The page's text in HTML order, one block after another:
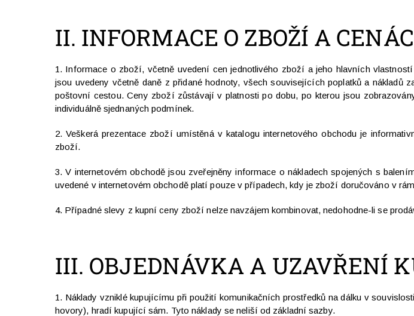
II. INFORMACE O ZBOŽÍ A
1. Informace o zboží, včetně uvedení cen jednotlivého zboží a jeho hlavních
jsou uvedeny včetně daně z přidané hodnoty, všech souvisejících poplatků a
poštovní cestou. Ceny zboží zůstávají v platnosti po dobu, po kterou jsou
individuálně sjednaných podmínek.
2. Veškerá prezentace zboží umístěná v katalogu internetového obchodu je
zboží.
3. V internetovém obchodě jsou zveřejněny informace o nákladech spojených s
uvedené v internetovém obchodě platí pouze v případech, kdy je zboží doručováno v
4. Případné slevy z kupní ceny zboží nelze navzájem kombinovat, nedohodne-li se
III. OBJEDNÁVKA A UZAVŘENÍ
1. Náklady vzniklé kupujícímu při použití komunikačních prostředků na dálku v
hovory), hradí kupující sám. Tyto náklady se neliší od základní sazby.